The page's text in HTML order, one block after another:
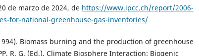
de marzo de 2024, de https://www.ipcc.ch/report/2006-
for-national-greenhouse-gas-inventories/
Biomass burning and the production of greenhouse
R. G. (Ed.). Climate Biosphere Interaction: Biogenic